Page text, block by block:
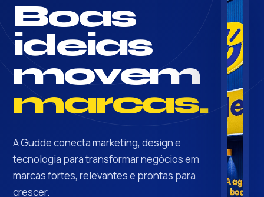
Boas
ideias
movem
marcas.
A Gudde conecta marketing, design e
tecnologia para transformar negócios em
marcas fortes, relevantes e prontas para
crescer.